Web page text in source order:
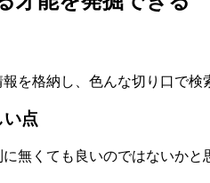
報を格納し、色んな切り口で
い点
に無くても良いのではないか